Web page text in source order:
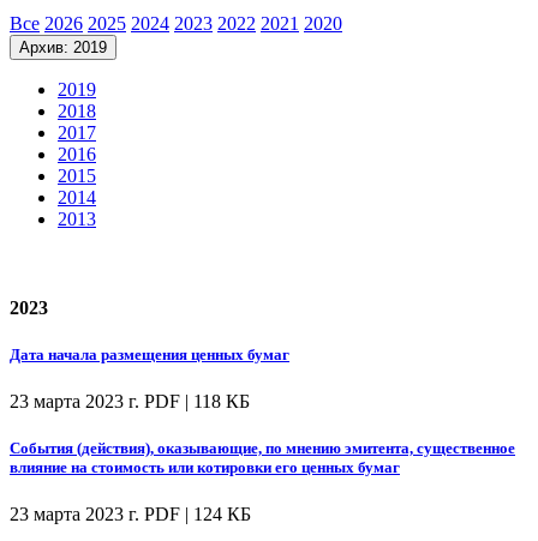
Все 2026 2025 2024 2023 2022 2021 2020
Архив: 2019
2019
2018
2017
2016
2015
2014
2013
2023
Дата начала размещения ценных бумаг
23 марта 2023 г. PDF | 118 КБ
События (действия), оказывающие, по мнению эмитента, существенное
влияние на стоимость или котировки его ценных бумаг
23 марта 2023 г. PDF | 124 КБ